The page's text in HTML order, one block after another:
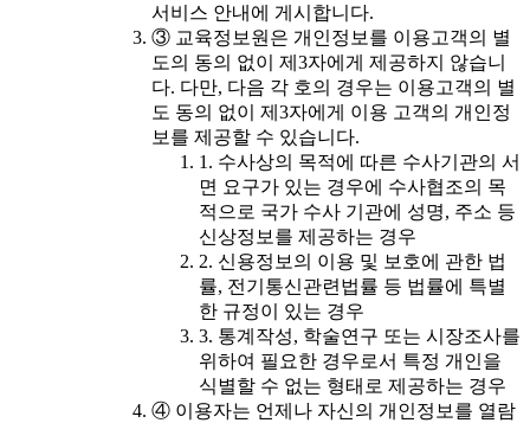
서비스 안내에 게시합니다.
③ 교육정보원은 개인정보를 이용고객의 별
도의 동의 없이 제3자에게 제공하지 않습니
다. 다만, 다음 각 호의 경우는 이용고객의 별
도 동의 없이 제3자에게 이용 고객의 개인정
보를 제공할 수 있습니다.
1. 수사상의 목적에 따른 수사기관의 서
면 요구가 있는 경우에 수사협조의 목
적으로 국가 수사 기관에 성명, 주소 등
신상정보를 제공하는 경우
2. 신용정보의 이용 및 보호에 관한 법
률, 전기통신관련법률 등 법률에 특별
한 규정이 있는 경우
3. 통계작성, 학술연구 또는 시장조사를
위하여 필요한 경우로서 특정 개인을
식별할 수 없는 형태로 제공하는 경우
④ 이용자는 언제나 자신의 개인정보를 열람